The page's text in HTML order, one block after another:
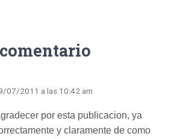
07/2011 a las 10:42 am
por esta publicacion, ya
y claramente de como